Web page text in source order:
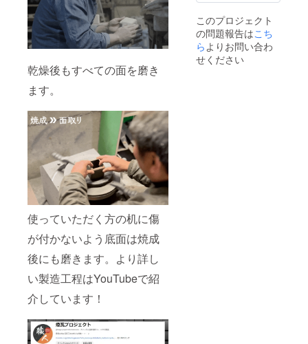
乾燥後もすべての面を磨き
ます。
使っていただく方の机に傷
が付かないよう底面は焼成
後にも磨きます。より詳し
い製造工程はYouTubeで紹
介しています！
このプロジェクト
の問題報告はこち
らよりお問い合わ
せください